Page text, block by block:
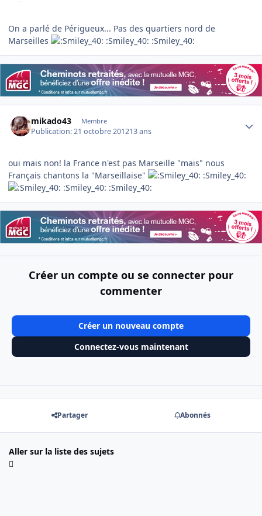
On a parlé de Périgueux... Pas des quartiers nord de
Marseilles
:Smiley_40: :Smiley_40:
mikado43 Membre
Publication:21 octobre 201213 ans
oui mais non! la France n'est pas Marseille "mais" nous
Français chantons la "Marseillaise"
:Smiley_40:
:Smiley_40: :Smiley_40:
Créer un compte ou se connecter pour
commenter
Créer un nouveau compte
Connectez-vous maintenant
Partager Abonnés
Aller sur la liste des sujets